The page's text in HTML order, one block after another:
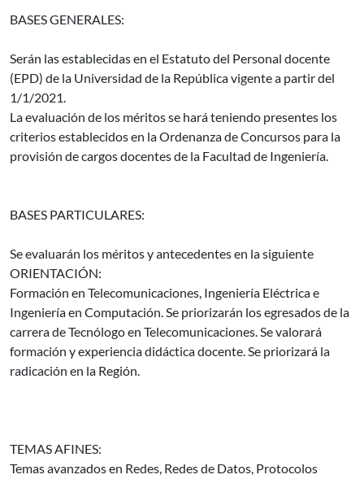
BASES GENERALES:
Serán las establecidas en el Estatuto del Personal docente
(EPD) de la Universidad de la República vigente a partir del
1/1/2021.
La evaluación de los méritos se hará teniendo presentes los
criterios establecidos en la Ordenanza de Concursos para la
provisión de cargos docentes de la Facultad de Ingeniería.
BASES PARTICULARES:
Se evaluarán los méritos y antecedentes en la siguiente
ORIENTACIÓN:
Formación en Telecomunicaciones, Ingeniería Eléctrica e
Ingeniería en Computación. Se priorizarán los egresados de la
carrera de Tecnólogo en Telecomunicaciones. Se valorará
formación y experiencia didáctica docente. Se priorizará la
radicación en la Región.
TEMAS AFINES:
Temas avanzados en Redes, Redes de Datos, Protocolos